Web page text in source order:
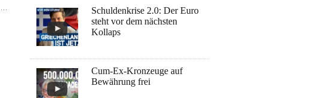
Schuldenkrise 2.0: Der Euro
steht vor dem nächsten
Kollaps
Cum-Ex-Kronzeuge auf
Bewährung frei